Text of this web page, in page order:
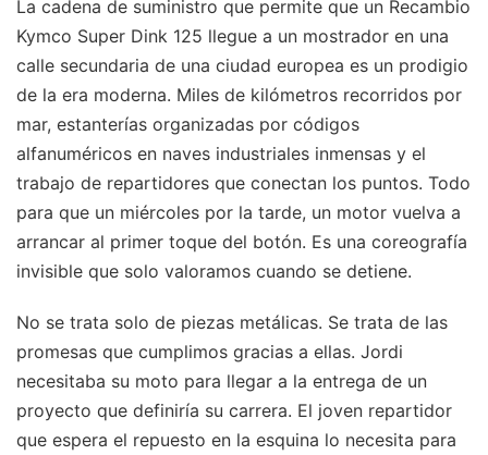
La cadena de suministro que permite que un Recambio
Kymco Super Dink 125 llegue a un mostrador en una
calle secundaria de una ciudad europea es un prodigio
de la era moderna. Miles de kilómetros recorridos por
mar, estanterías organizadas por códigos
alfanuméricos en naves industriales inmensas y el
trabajo de repartidores que conectan los puntos. Todo
para que un miércoles por la tarde, un motor vuelva a
arrancar al primer toque del botón. Es una coreografía
invisible que solo valoramos cuando se detiene.
No se trata solo de piezas metálicas. Se trata de las
promesas que cumplimos gracias a ellas. Jordi
necesitaba su moto para llegar a la entrega de un
proyecto que definiría su carrera. El joven repartidor
que espera el repuesto en la esquina lo necesita para